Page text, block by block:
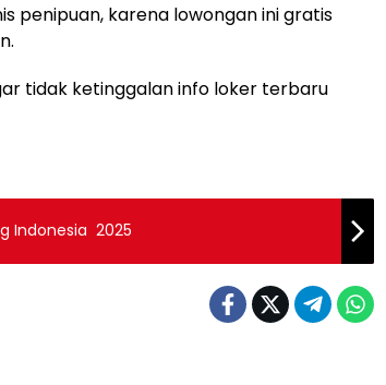
penipuan, karena lowongan ini gratis
tidak ketinggalan info loker terbaru
Indonesia 2025